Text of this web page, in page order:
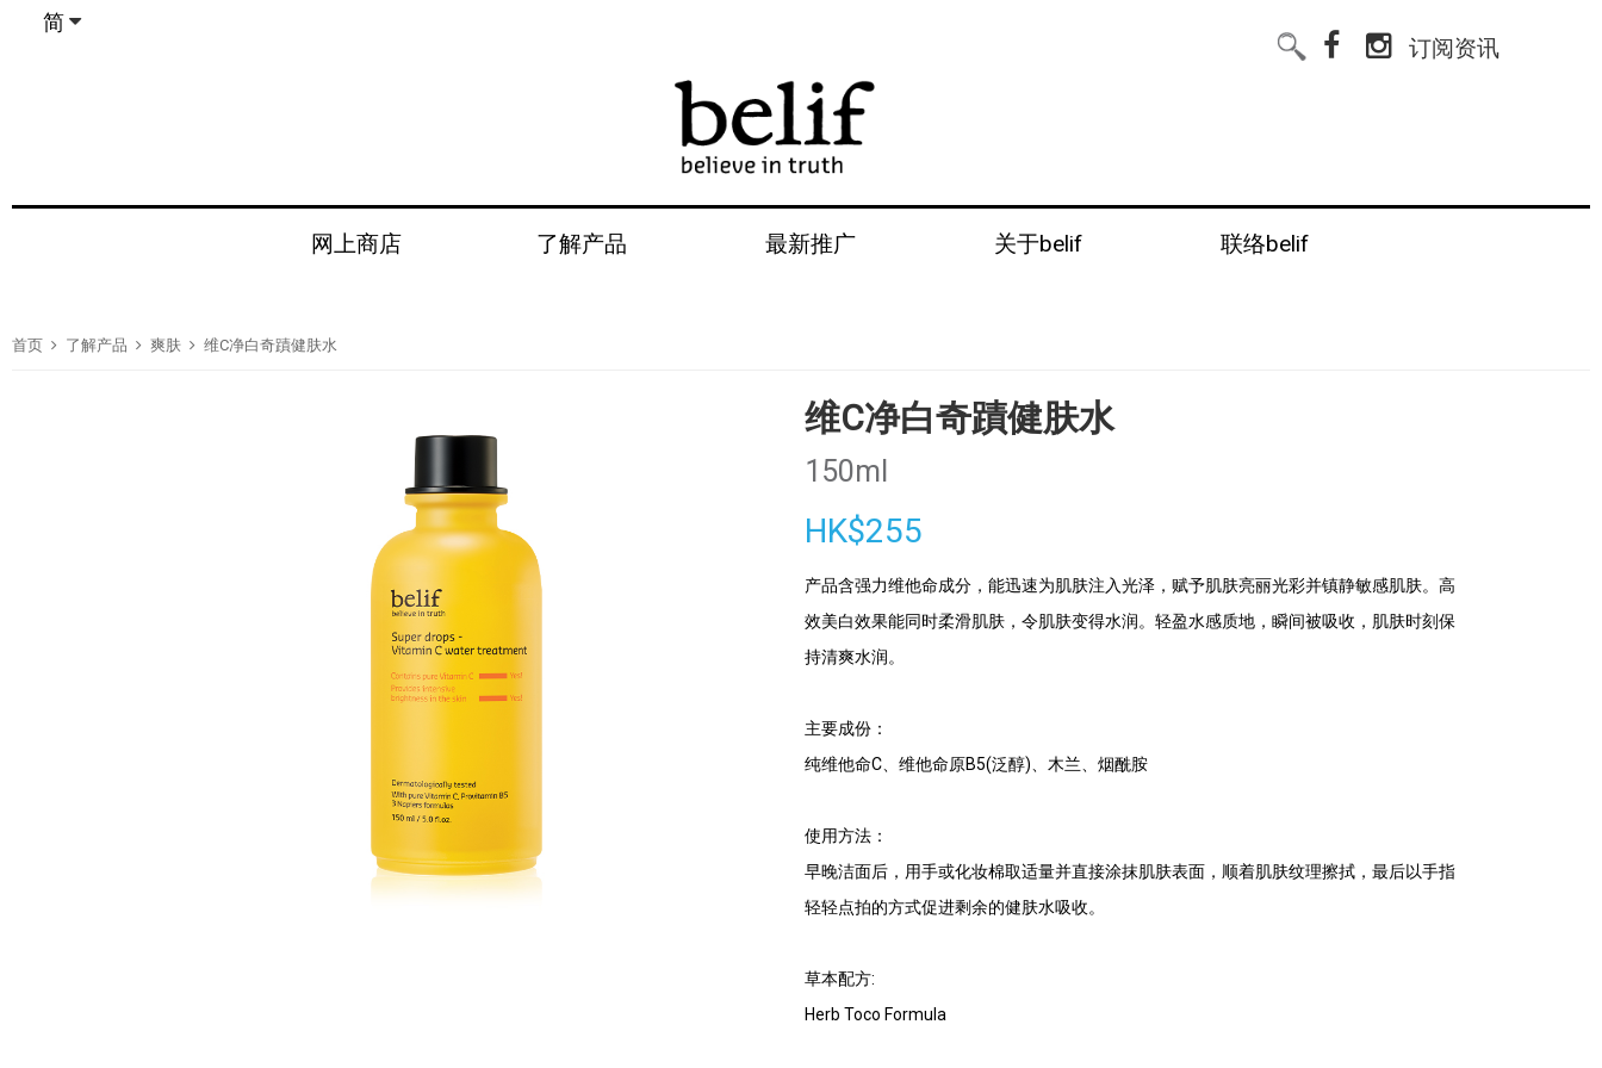
简
订阅资讯
网上商店 了解产品 最新推广 关于belif 联络belif
首页 了解产品 爽肤 维C净白奇蹟健肤水
维C净白奇蹟健肤水
150ml
HK$255
产品含强力维他命成分，能迅速为肌肤注入光泽，赋予肌肤亮丽光彩并镇静敏感肌肤。高
效美白效果能同时柔滑肌肤，令肌肤变得水润。轻盈水感质地，瞬间被吸收，肌肤时刻保
持清爽水润。
主要成份：
纯维他命C、维他命原B5(泛醇)、木兰、烟酰胺
使用方法：
早晚洁面后，用手或化妆棉取适量并直接涂抹肌肤表面，顺着肌肤纹理擦拭，最后以手指
轻轻点拍的方式促进剩余的健肤水吸收。
草本配方:
Herb Toco Formula